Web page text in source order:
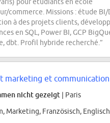
commerce. Missions : étude BI/
à des projets clients,
en SQL, Power BI, GCP
dbt. Profil hybride recherché.”
nicht gezeigt | Paris
Marketing, Französisch, Englisch